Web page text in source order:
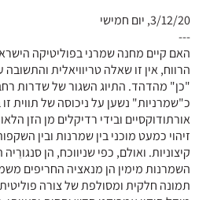
3/12/20, יום חמישי
---
האם קיים מחנה שמרני בפוליטיקה
הרווח, אין זו שאלה טריוויאלית
"כן" מהדהד. התיוג השגור של שדרות
כ"שמרניות" נשען על ניכוסה של תווית זו
אורתודוקסיים ובידי רדיקלים מן הזן
זיהוי כמעט מוכני בין שמרנות ובין
קיצוניות. ואולם, כפי שניווכח, הן
השמרנות מימין הן מנאציה החריפים
תמונה חלקית ומסולפת של צורה